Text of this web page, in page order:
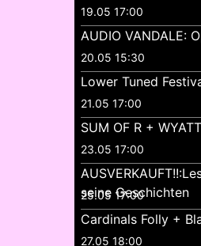
19.05 17:00
AUDIO VANDALE:
20.05 15:30
Lower Tuned
21.05 17:00
SUM OF R +
23.05 17:00
seine Geschichten
25.05 17:00
Cardinals Folly +
27.05 18:00